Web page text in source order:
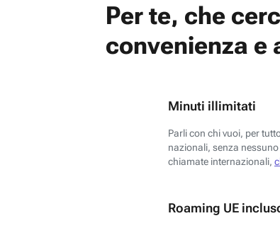
Per te, che
convenienza e
Minuti illimitati
Parli con chi vuoi, per
nazionali, senza
chiamate internazionali,
Roaming UE